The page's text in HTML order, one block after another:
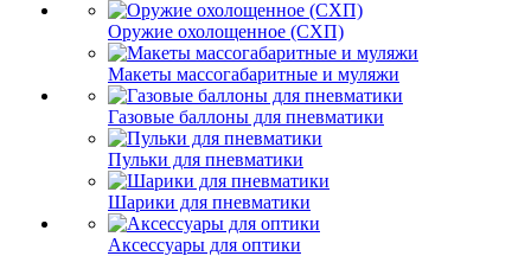
Оружие охолощенное (СХП)
Макеты массогабаритные и муляжи
Газовые баллоны для пневматики
Пульки для пневматики
Шарики для пневматики
Аксессуары для оптики